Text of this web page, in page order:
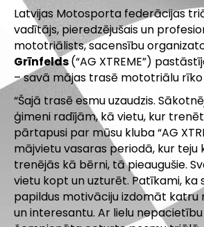
Latvijas Motosporta federācijas
vadītājs, pieredzējušais un
mototriālists, sacensību
Grīnfelds(“AG XTREME”)
– savā mājas trasē mototriālu rīko
“Šajā trasē esmu uzaudzis.
ģimeni radījām, kā vietu, kur
pārtapusi par mūsu kluba “AG
mājvietu vasaras periodā, kur teju
trenējās kā bērni, tā pieaugušie.
vietu kopt un uzturēt. Patīkami, ka
papildus motivāciju izdomāt katru
un interesantu. Ar lielu